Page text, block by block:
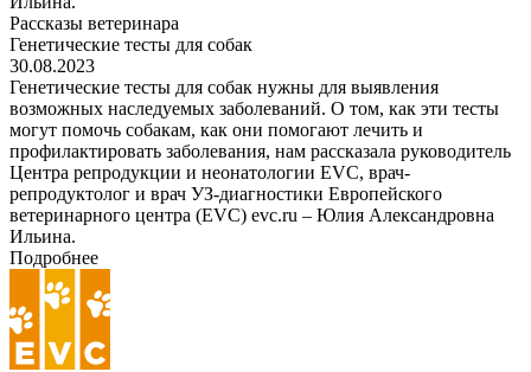
Рассказы ветеринара
Генетические тесты для собак
30.08.2023
Генетические тесты для собак нужны для выявления
возможных наследуемых заболеваний. О том, как эти тесты
могут помочь собакам, как они помогают лечить и
профилактировать заболевания, нам рассказала руководитель
Центра репродукции и неонатологии EVC, врач-
репродуктолог и врач УЗ-диагностики Европейского
ветеринарного центра (EVC) evc.ru – Юлия Александровна
Ильина.
Подробнее